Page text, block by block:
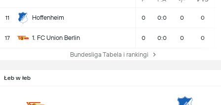
11 Hoffenheim 0 0:0 0 0
17 1. FC Union Berlin 0 0:0 0 0
Bundesliga Tabela i rankingi
Łeb w łeb